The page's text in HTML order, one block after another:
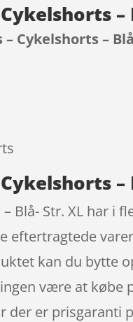
Cykelshorts –
Blå- Str. XL har
eftertragtede
kan du bytte
være at
er prisgaranti